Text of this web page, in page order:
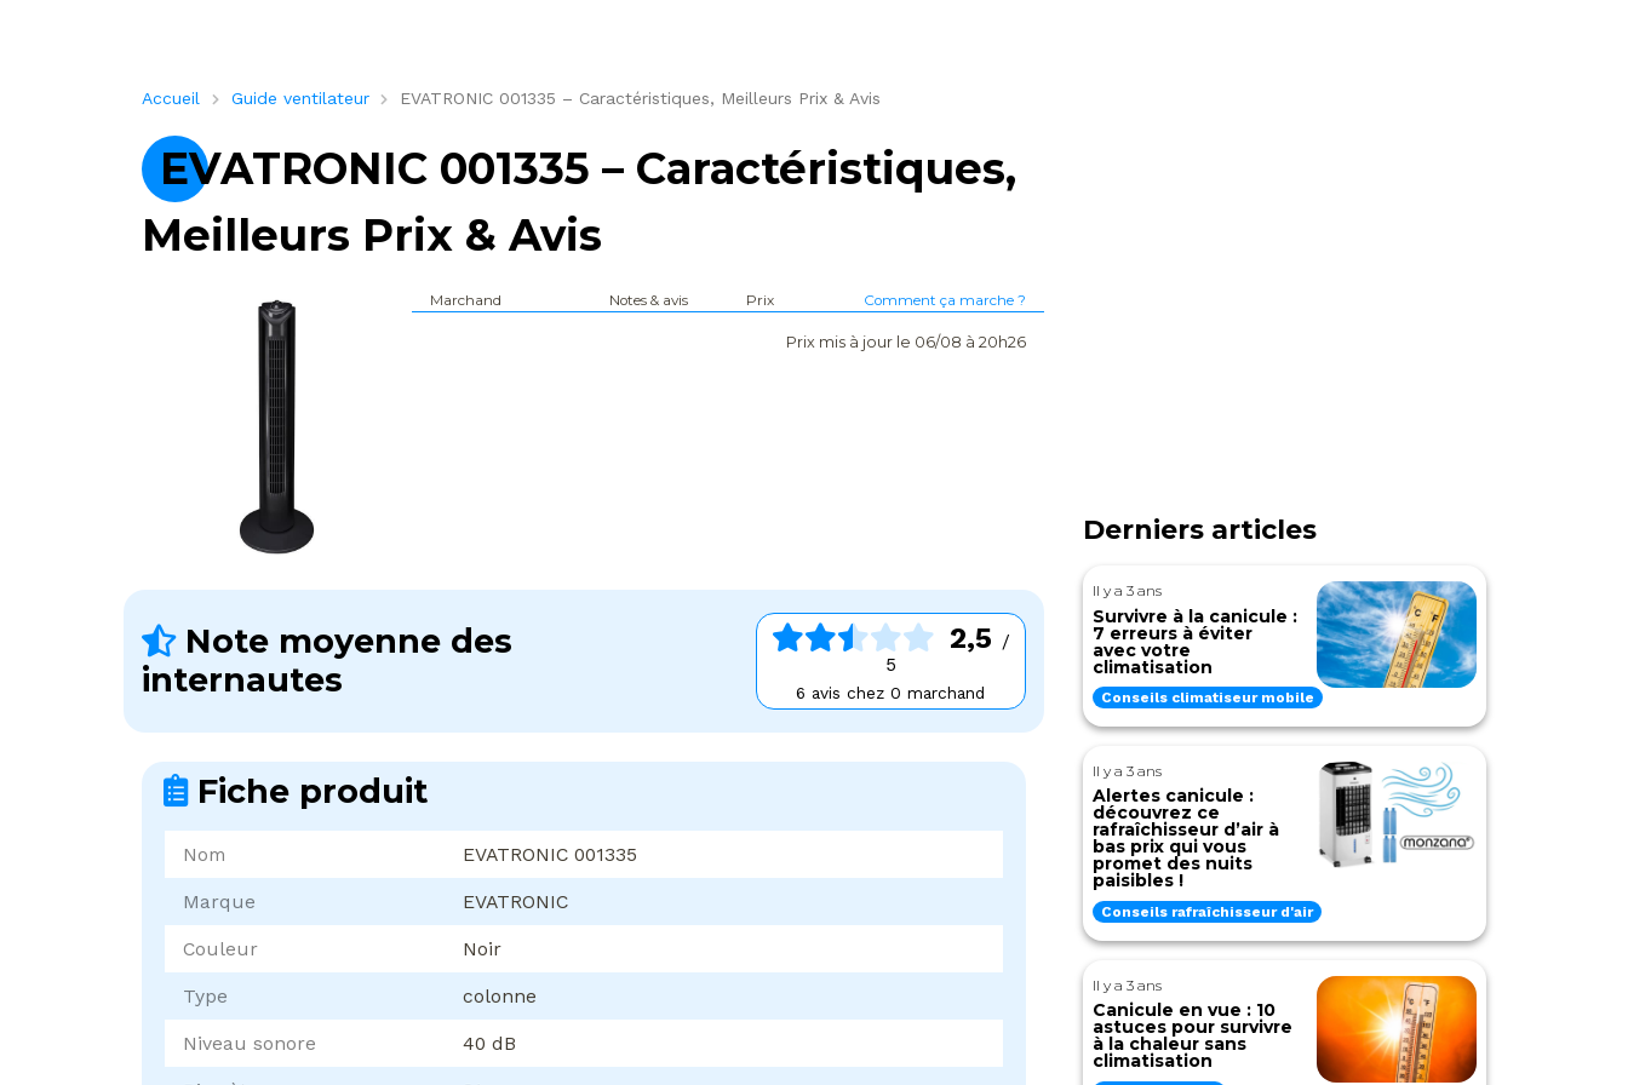
Accueil Guide ventilateur EVATRONIC 001335 – Caractéristiques, Meilleurs Prix & Avis
EVATRONIC 001335 – Caractéristiques,
Meilleurs Prix & Avis
Marchand Notes & avis Prix Comment ça marche ?
Prix mis à jour le 06/08 à 20h26
Note moyenne des
internautes
2,5 /
5
6 avis chez 0 marchand
Fiche produit
Nom EVATRONIC 001335
Marque EVATRONIC
Couleur Noir
Type colonne
Niveau sonore 40 dB
Derniers articles
Il y a 3 ans
Survivre à la canicule :
7 erreurs à éviter
avec votre
climatisation
Conseils climatiseur mobile
Il y a 3 ans
Alertes canicule :
découvrez ce
rafraîchisseur d’air à
bas prix qui vous
promet des nuits
paisibles !
Conseils rafraîchisseur d'air
Il y a 3 ans
Canicule en vue : 10
astuces pour survivre
à la chaleur sans
climatisation